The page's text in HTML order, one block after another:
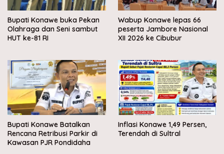
Bupati Konawe buka Pekan
Olahraga dan Seni sambut
HUT ke-81 RI
Wabup Konawe lepas 66
peserta Jambore Nasional
XII 2026 ke Cibubur
Bupati Konawe Batalkan
Rencana Retribusi Parkir di
Kawasan PJR Pondidaha
Inflasi Konawe 1,49 Persen,
Terendah di Sultral